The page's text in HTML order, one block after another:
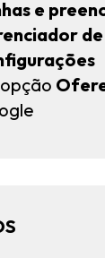
e